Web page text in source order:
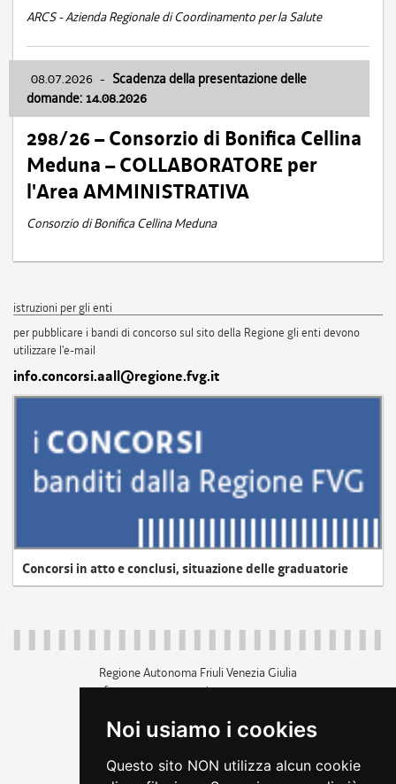
Noi usiamo i cookies
Questo sito NON utilizza alcun cookie
ARCS - Azienda Regionale di Coordinamento per la Salute
08.07.2026 - Scadenza della presentazione delle
domande: 14.08.2026
298/26 – Consorzio di Bonifica Cellina
Meduna – COLLABORATORE per
l'Area AMMINISTRATIVA
Consorzio di Bonifica Cellina Meduna
istruzioni per gli enti
per pubblicare i bandi di concorso sul sito della Regione gli enti devono
utilizzare l'e-mail
info.concorsi.aall@regione.fvg.it
Concorsi in atto e conclusi, situazione delle graduatorie
Regione Autonoma Friuli Venezia Giulia
c.f. 80014930327; p.iva 00526040324
+39 040 3771111